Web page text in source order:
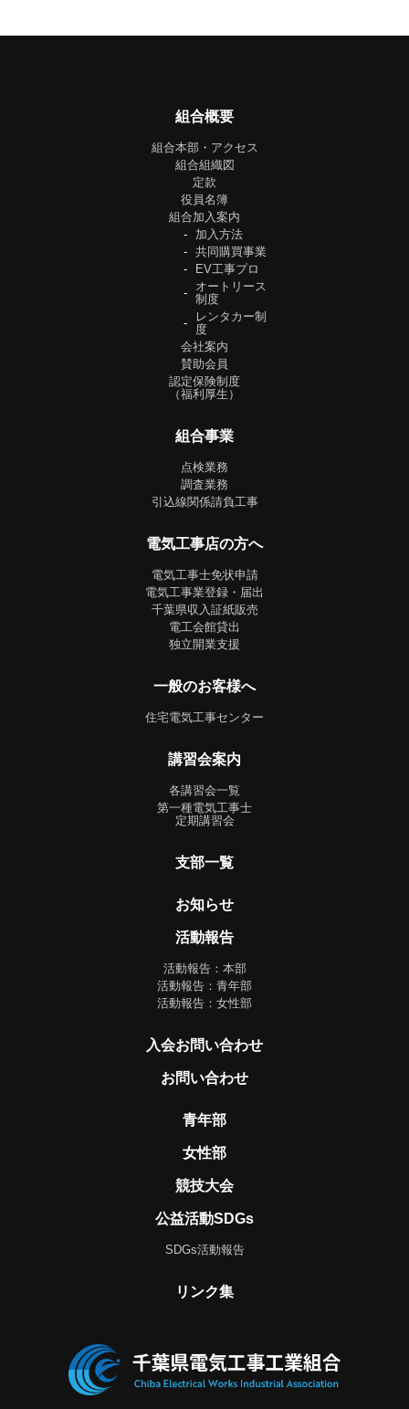
組合概要
組合本部・アクセス
組合組織図
定款
役員名簿
組合加入案内
加入方法
共同購買事業
EV工事プロ
オートリース
制度
レンタカー制
度
会社案内
賛助会員
認定保険制度
（福利厚生）
組合事業
点検業務
調査業務
引込線関係請負工事
電気工事店の方へ
電気工事士免状申請
電気工事業登録・届出
千葉県収入証紙販売
電工会館貸出
独立開業支援
一般のお客様へ
住宅電気工事センター
講習会案内
各講習会一覧
第一種電気工事士
定期講習会
支部一覧
お知らせ
活動報告
活動報告：本部
活動報告：青年部
活動報告：女性部
入会お問い合わせ
お問い合わせ
青年部
女性部
競技大会
公益活動SDGs
SDGs活動報告
リンク集